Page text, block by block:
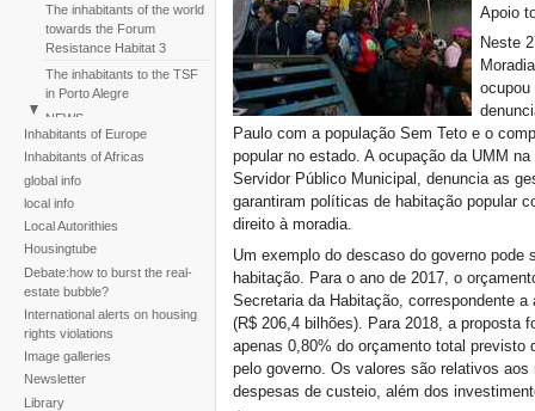
The inhabitants of the world
towards the Forum
Resistance Habitat 3
The inhabitants to the TSF
in Porto Alegre
NEWS
Perú: Huáscar Residents
March
Reportaje fotogràfico sobre
la tragedia de la tormenta
Noel
Inhabitants of Europe
Inhabitants of Africas
global info
local info
Local Autorithies
Housingtube
Debate:how to burst the real-
estate bubble?
International alerts on housing
rights violations
Image galleries
Newsletter
Library
Apoio
Neste
ocupou
Paulo com a população Sem Teto e o
popular no estado. A ocupação da UMM
Servidor Público Municipal, denuncia as
garantiram políticas de habitação popular
direito à moradia.
Um exemplo do descaso do governo pode
habitação. Para o ano de 2017, o
Secretaria da Habitação, correspondente
(R$ 206,4 bilhões). Para 2018, a proposta
apenas 0,80% do orçamento total previsto
pelo governo. Os valores são relativos
despesas de custeio, além dos